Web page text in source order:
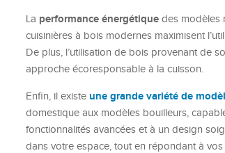
La performance énergétique des modèles
cuisinières à bois modernes maximisent
De plus, l’utilisation de bois provenant de
approche écoresponsable à la cuisson.
Enfin, il existe une grande variété de
domestique aux modèles bouilleurs,
fonctionnalités avancées et à un design
dans votre espace, tout en répondant à